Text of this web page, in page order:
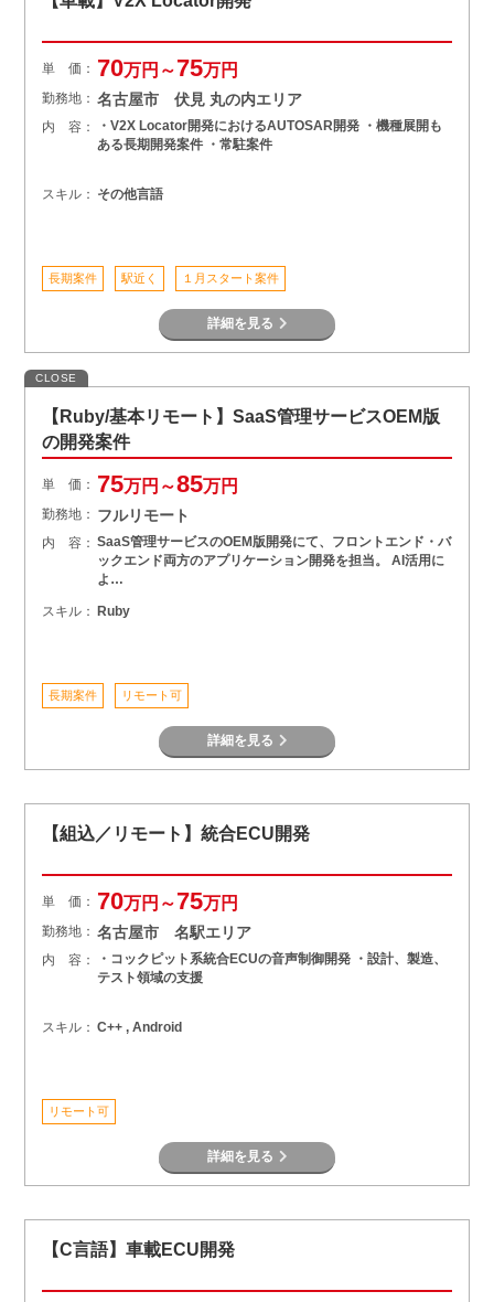
単 価： 70万円～75万円
勤務地： 名古屋市 伏見 丸の内エリア
内 容：
・V2X Locator開発におけるAUTOSAR開発 ・機種展開も
ある長期開発案件 ・常駐案件
スキル： その他言語
長期案件 駅近く １月スタート案件
詳細を見る
CLOSE
【Ruby/基本リモート】SaaS管理サービスOEM版
の開発案件
単 価： 75万円～85万円
勤務地： フルリモート
内 容： SaaS管理サービスのOEM版開発にて、フロントエンド・バ
ックエンド両方のアプリケーション開発を担当。 AI活用に
よ…
スキル： Ruby
長期案件 リモート可
詳細を見る
【組込／リモート】統合ECU開発
単 価： 70万円～75万円
勤務地： 名古屋市 名駅エリア
内 容：
・コックピット系統合ECUの音声制御開発 ・設計、製造、
テスト領域の支援
スキル： C++ , Android
リモート可
詳細を見る
【C言語】車載ECU開発